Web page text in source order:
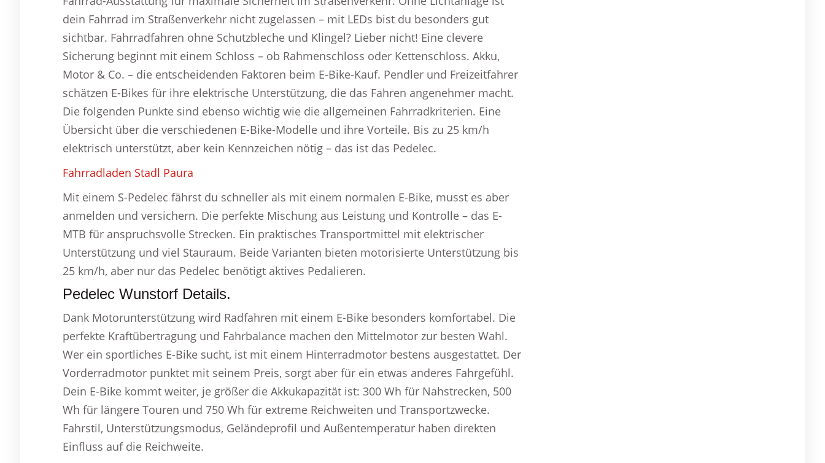
dein Fahrrad im Straßenverkehr nicht zugelassen – mit LEDs bist du besonders gut
sichtbar. Fahrradfahren ohne Schutzbleche und Klingel? Lieber nicht! Eine clevere
Sicherung beginnt mit einem Schloss – ob Rahmenschloss oder Kettenschloss. Akku,
Motor & Co. – die entscheidenden Faktoren beim E-Bike-Kauf. Pendler und Freizeitfahrer
schätzen E-Bikes für ihre elektrische Unterstützung, die das Fahren angenehmer macht.
Die folgenden Punkte sind ebenso wichtig wie die allgemeinen Fahrradkriterien. Eine
Übersicht über die verschiedenen E-Bike-Modelle und ihre Vorteile. Bis zu 25 km/h
elektrisch unterstützt, aber kein Kennzeichen nötig – das ist das Pedelec.
Fahrradladen Stadl Paura
Mit einem S-Pedelec fährst du schneller als mit einem normalen E-Bike, musst es aber
anmelden und versichern. Die perfekte Mischung aus Leistung und Kontrolle – das E-
MTB für anspruchsvolle Strecken. Ein praktisches Transportmittel mit elektrischer
Unterstützung und viel Stauraum. Beide Varianten bieten motorisierte Unterstützung bis
25 km/h, aber nur das Pedelec benötigt aktives Pedalieren.
Pedelec Wunstorf Details.
Dank Motorunterstützung wird Radfahren mit einem E-Bike besonders komfortabel. Die
perfekte Kraftübertragung und Fahrbalance machen den Mittelmotor zur besten Wahl.
Wer ein sportliches E-Bike sucht, ist mit einem Hinterradmotor bestens ausgestattet. Der
Vorderradmotor punktet mit seinem Preis, sorgt aber für ein etwas anderes Fahrgefühl.
Dein E-Bike kommt weiter, je größer die Akkukapazität ist: 300 Wh für Nahstrecken, 500
Wh für längere Touren und 750 Wh für extreme Reichweiten und Transportzwecke.
Fahrstil, Unterstützungsmodus, Geländeprofil und Außentemperatur haben direkten
Einfluss auf die Reichweite.